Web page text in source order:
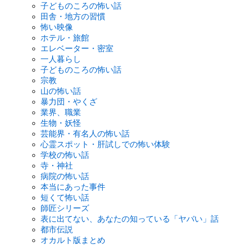
子どものころの怖い話
田舎・地方の習慣
怖い映像
ホテル・旅館
エレベーター・密室
一人暮らし
子どものころの怖い話
宗教
山の怖い話
暴力団・やくざ
業界、職業
生物・妖怪
芸能界・有名人の怖い話
心霊スポット・肝試しでの怖い体験
学校の怖い話
寺・神社
病院の怖い話
本当にあった事件
短くて怖い話
師匠シリーズ
表に出てない、あなたの知っている「ヤバい」話
都市伝説
オカルト版まとめ